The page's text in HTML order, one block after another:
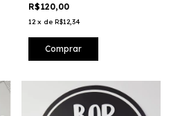
R$120,00
12 x de R$12,34